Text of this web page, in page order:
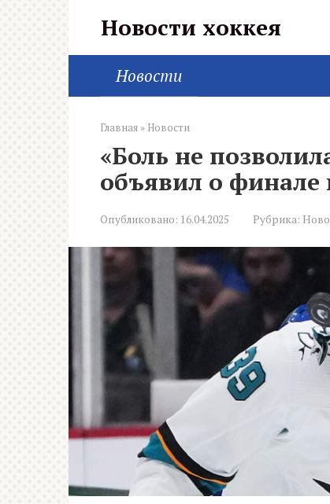
Новости хоккея
Новости
Главная » Новости
«Боль не
объявил о
Опубликовано: 16.04.2025 Рубрика: